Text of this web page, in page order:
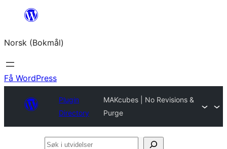
Hopp
innhold
Norsk (Bokmål)
Få WordPress
Plugin
Directory
MAKcubes | No Revisions &
Purge
Søk